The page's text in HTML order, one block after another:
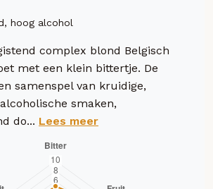
hoog alcohol
complex blond Belgisch
met een klein bittertje. De
samenspel van kruidige,
smaken,
do... Lees meer